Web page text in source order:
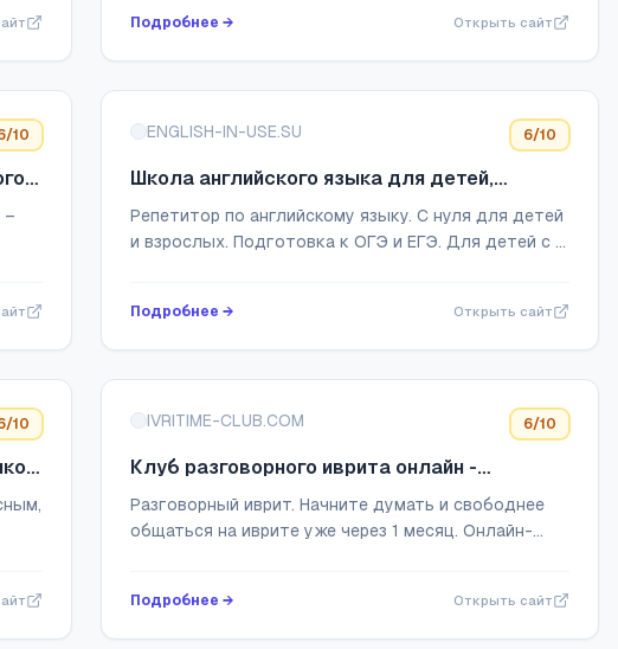
Подробнее → Открыть сайт
/10
–
ENGLISH-IN-USE.SU 6/10
Школа английского языка для детей,
школьников и взрослых «English in Use» в г.
Смоленск
Репетитор по английскому языку. С нуля для детей
и взрослых. Подготовка к ОГЭ и ЕГЭ. Для детей с 1
Подробнее → Открыть сайт
/10 IVRITIME-CLUB.COM 6/10
Клуб разговорного иврита онлайн -
БалиИврит
Разговорный иврит. Начните думать и свободнее
общаться на иврите уже через 1 месяц. Онлайн-
Подробнее → Открыть сайт